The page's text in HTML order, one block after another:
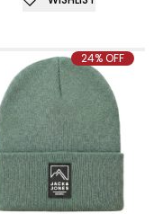
24% OFF